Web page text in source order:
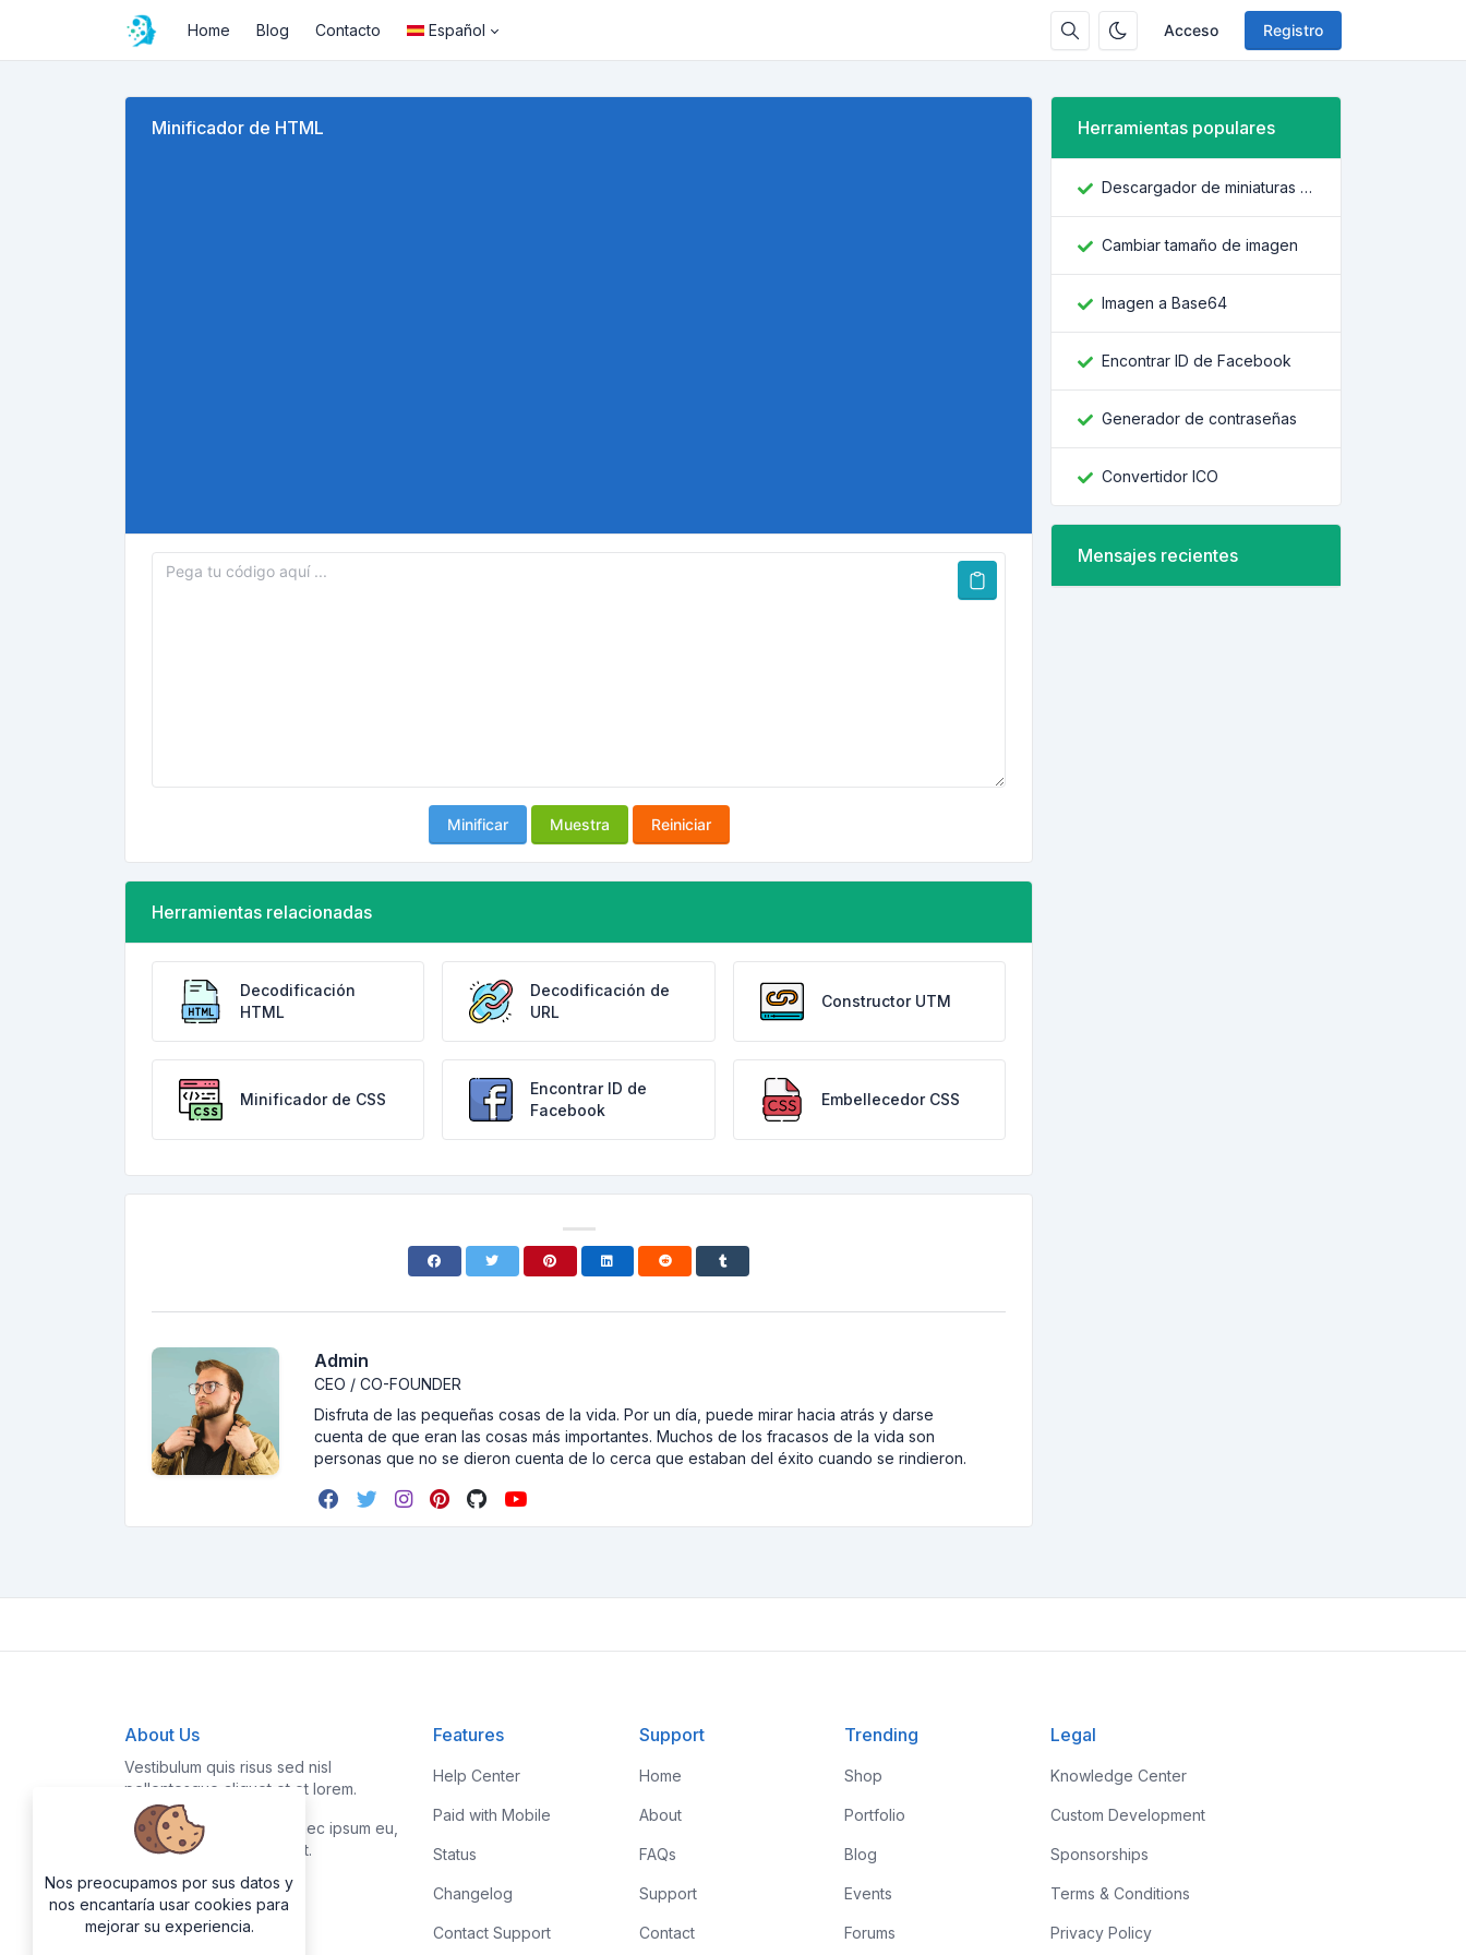
Acceso Registro
Home Blog Contacto Español
Minificador de HTML
Minificar Muestra Reiniciar
Herramientas relacionadas
Decodificación
HTML
Decodificación de
URL
Constructor UTM
Minificador de CSS
Encontrar ID de
Facebook
Embellecedor CSS
Admin
CEO / CO-FOUNDER
Disfruta de las pequeñas cosas de la vida. Por un día, puede mirar hacia atrás y darse
cuenta de que eran las cosas más importantes. Muchos de los fracasos de la vida son
personas que no se dieron cuenta de lo cerca que estaban del éxito cuando se rindieron.
Herramientas populares
Descargador de miniaturas de YouTube
Cambiar tamaño de imagen
Imagen a Base64
Encontrar ID de Facebook
Generador de contraseñas
Convertidor ICO
Mensajes recientes
About Us
Vestibulum quis risus sed nisl
pellentesque aliquet et et lorem.
Fusce nibh nisl, gravida nec ipsum eu,
feugiat condimentum velit.
Features
Help Center
Paid with Mobile
Status
Changelog
Contact Support
Support
Home
About
FAQs
Support
Contact
Trending
Shop
Portfolio
Blog
Events
Forums
Legal
Knowledge Center
Custom Development
Sponsorships
Terms & Conditions
Privacy Policy
Nos preocupamos por sus datos y
nos encantaría usar cookies para
mejorar su experiencia.